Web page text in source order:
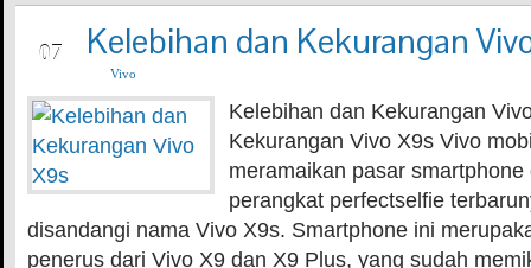
07 Kelebihan dan Kekurangan
Vivo
Kelebihan dan Kekurangan
Kekurangan Vivo X9s Vivo
meramaikan pasar smartphone
perangkat perfectselfie
disandangi nama Vivo X9s. Smartphone ini
penerus dari Vivo X9 dan X9 Plus, yang sudah